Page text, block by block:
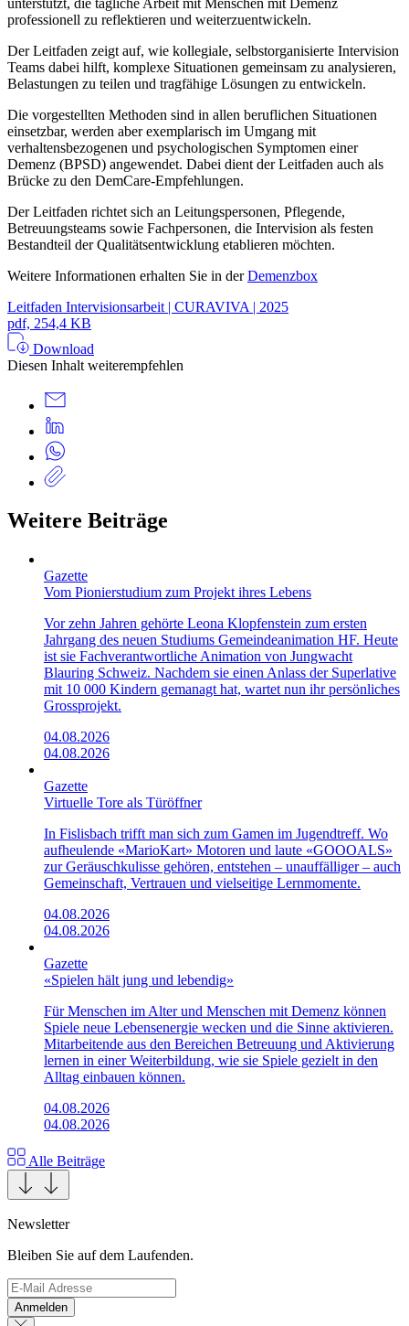
professionell zu reflektieren und weiterzuentwickeln.
Der Leitfaden zeigt auf, wie kollegiale, selbstorganisierte Intervision
Teams dabei hilft, komplexe Situationen gemeinsam zu analysieren,
Belastungen zu teilen und tragfähige Lösungen zu entwickeln.
Die vorgestellten Methoden sind in allen beruflichen Situationen
einsetzbar, werden aber exemplarisch im Umgang mit
verhaltensbezogenen und psychologischen Symptomen einer
Demenz (BPSD) angewendet. Dabei dient der Leitfaden auch als
Brücke zu den DemCare-Empfehlungen.
Der Leitfaden richtet sich an Leitungspersonen, Pflegende,
Betreuungsteams sowie Fachpersonen, die Intervision als festen
Bestandteil der Qualitätsentwicklung etablieren möchten.
Weitere Informationen erhalten Sie in derDemenzbox
Leitfaden Intervisionsarbeit | CURAVIVA | 2025
pdf, 254,4 KB
Download
Diesen Inhalt weiterempfehlen
Weitere Beiträge
Gazette
Vom Pionierstudium zum Projekt ihres Lebens
Vor zehn Jahren gehörte Leona Klopfenstein zum ersten
Jahrgang des neuen Studiums Gemeindeanimation HF. Heute
ist sie Fachverantwortliche Animation von Jungwacht
Blauring Schweiz. Nachdem sie einen Anlass der Superlative
mit 10 000 Kindern gemanagt hat, wartet nun ihr persönliches
Grossprojekt.
04.08.2026
04.08.2026
Gazette
Virtuelle Tore als Türöffner
In Fislisbach trifft man sich zum Gamen im Jugendtreff. Wo
aufheulende «Mario­Kart»­ Motoren und laute «GOOOALS»
zur Geräuschkulisse gehören, entstehen – unauffälliger – auch
Gemeinschaft, Vertrauen und vielseitige Lernmomente.
04.08.2026
04.08.2026
Gazette
«Spielen hält jung und lebendig»
Für Menschen im Alter und Menschen mit Demenz können
Spiele neue Lebensenergie wecken und die Sinne aktivieren.
Mitarbeitende aus den Bereichen Betreuung und Aktivierung
lernen in einer Weiterbildung, wie sie Spiele gezielt in den
Alltag einbauen können.
04.08.2026
04.08.2026
Alle Beiträge
Newsletter
Bleiben Sie auf dem Laufenden.
Anmelden